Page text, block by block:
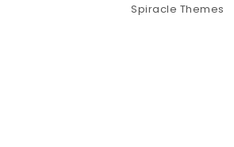
Spiracle Themes